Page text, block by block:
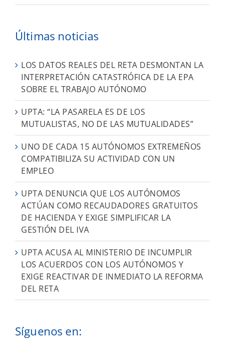
Últimas noticias
LOS DATOS REALES DEL RETA DESMONTAN LA
INTERPRETACIÓN CATASTRÓFICA DE LA EPA
SOBRE EL TRABAJO AUTÓNOMO
UPTA: “LA PASARELA ES DE LOS
MUTUALISTAS, NO DE LAS MUTUALIDADES”
UNO DE CADA 15 AUTÓNOMOS EXTREMEÑOS
COMPATIBILIZA SU ACTIVIDAD CON UN
EMPLEO
UPTA DENUNCIA QUE LOS AUTÓNOMOS
ACTÚAN COMO RECAUDADORES GRATUITOS
DE HACIENDA Y EXIGE SIMPLIFICAR LA
GESTIÓN DEL IVA
UPTA ACUSA AL MINISTERIO DE INCUMPLIR
LOS ACUERDOS CON LOS AUTÓNOMOS Y
EXIGE REACTIVAR DE INMEDIATO LA REFORMA
DEL RETA
Síguenos en: